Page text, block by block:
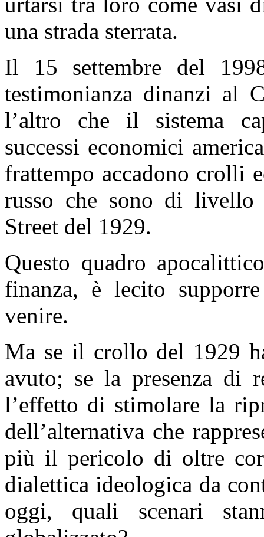
una strada sterrata.
Il 15 settembre del
testimonianza dinanzi al
l’altro che il sistema
successi economici
frattempo accadono crolli
russo che sono di
Street del 1929.
Questo quadro
finanza, è lecito
venire.
Ma se il crollo del 1929
avuto; se la presenza di
l’effetto di stimolare la
dell’alternativa che
più il pericolo di oltre
dialettica ideologica da
oggi, quali scenari